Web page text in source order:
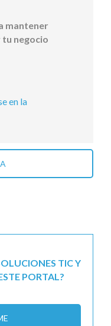
mantener
negocio
en la
TIC Y
PORTAL?